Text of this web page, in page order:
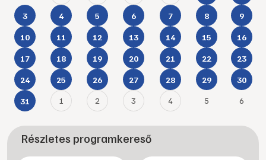
3 4 5 6 7 8 9
10 11 12 13 14 15 16
17 18 19 20 21 22 23
24 25 26 27 28 29 30
31 1 2 3 4 5 6
Részletes programkereső